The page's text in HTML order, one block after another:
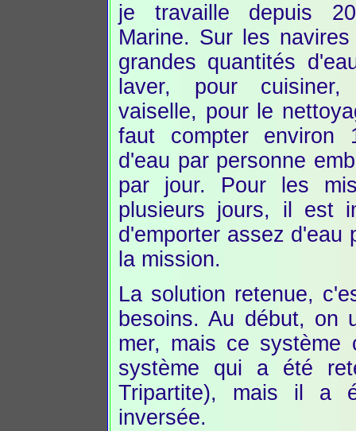
je travaille depuis
Marine. Sur les
grandes quantités
laver, pour
vaiselle, pour le
faut compter environ
d'eau par personne
par jour. Pour les
plusieurs jours, il est
d'emporter assez d'eau
la mission.
La solution retenue,
besoins. Au début, on
mer, mais ce système
système qui a été
Tripartite), mais il a
inversée.